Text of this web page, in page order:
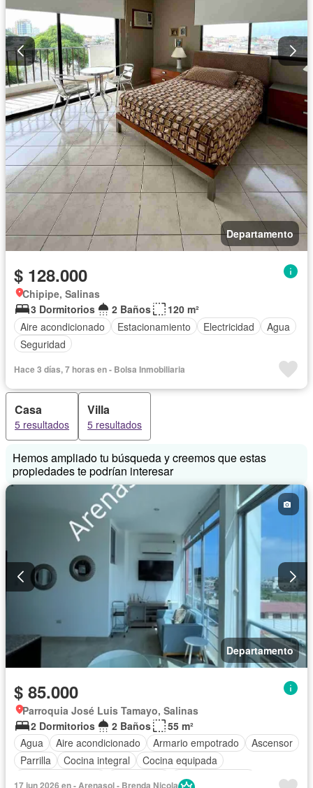
Departamento
$ 128.000
Chipipe, Salinas
3 Dormitorios
2 Baños
120 m²
Aire acondicionado
Estacionamiento Electricidad
Agua
Seguridad
Hace 3 días, 7 horas en - Bolsa Inmobiliaria
Casa
5 resultados
Villa
5 resultados
Hemos ampliado tu búsqueda y creemos que estas
propiedades te podrían interesar
Departamento
$ 85.000
Parroquia José Luis Tamayo, Salinas
2 Dormitorios
2 Baños
55 m²
Agua
Aire acondicionado Armario empotrado
Ascensor
Parrilla
Cocina integral
Cocina equipada
Estacionamiento
17 jun 2026 en - Arenasol - Brenda Nicola